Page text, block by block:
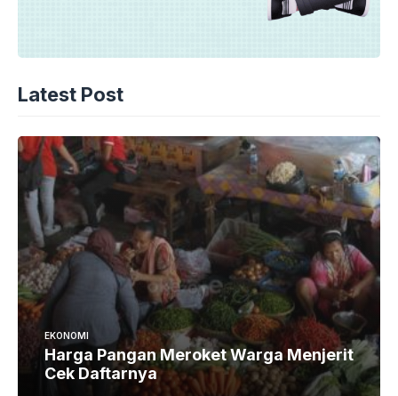
Latest Post
EKONOMI
Harga Pangan Meroket Warga Menjerit
Cek Daftarnya